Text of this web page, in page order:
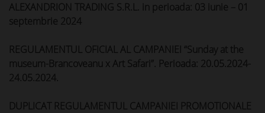
ALEXANDRION TRADING S.R.L. in perioada: 03 iunie – 01
septembrie 2024
REGULAMENTUL OFICIAL AL CAMPANIEI “Sunday at the
museum-Brancoveanu x Art Safari”. Perioada: 20.05.2024-
24.05.2024.
DUPLICAT REGULAMENTUL CAMPANIEI PROMOTIONALE